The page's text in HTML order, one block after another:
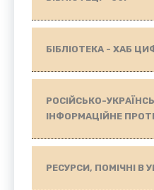
БІБЛІОТЕКА - ХАБ
РОСІЙСЬКО-
ІНФОРМАЦІЙНЕ
РЕСУРСИ, ПОМІЧНІ В